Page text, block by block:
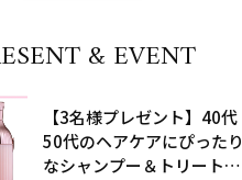
& EVENT
【3名様プレゼント】40代
50代のヘアケアにぴったり
なシャンプー＆トリートメ